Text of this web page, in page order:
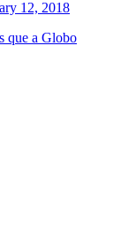
12, 2018
que a Globo